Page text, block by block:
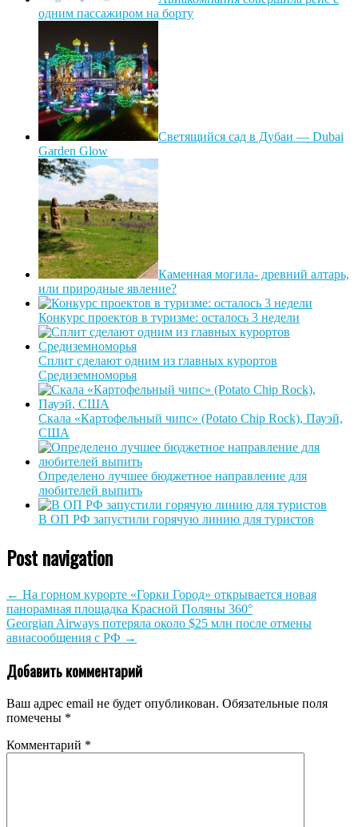
одним пассажиром на борту
Светящийся сад в Дубаи — Dubai
Garden Glow
Каменная могила- древний алтарь,
или природные явление?
Конкурс проектов в туризме: осталось 3 недели
Сплит сделают одним из главных курортов
Средиземноморья
Скала «Картофельный чипс» (Potato Chip Rock), Пауэй,
США
Определено лучшее бюджетное направление для
любителей выпить
В ОП РФ запустили горячую линию для туристов
Post navigation
← На горном курорте «Горки Город» открывается новая
панорамная площадка Красной Поляны 360°
Georgian Airways потеряла около $25 млн после отмены
авиасообщения с РФ →
Добавить комментарий
Ваш адрес email не будет опубликован. Обязательные поля
помечены *
Комментарий *